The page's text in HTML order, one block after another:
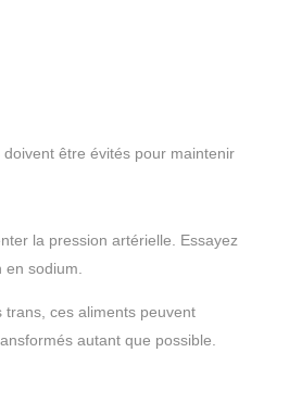
doivent être évités pour maintenir
la pression artérielle. Essayez
sodium.
trans, ces aliments peuvent
autant que possible.